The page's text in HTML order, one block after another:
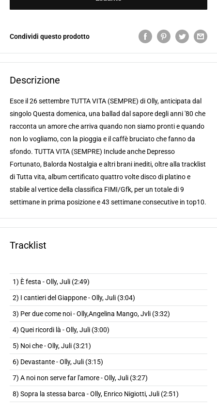
Condividi questo prodotto
Descrizione
Esce il 26 settembre TUTTA VITA (SEMPRE) di Olly, anticipata dal
singolo Questa domenica, una ballad dal sapore degli anni '80 che
racconta un amore che arriva quando non siamo pronti e quando
non lo vogliamo, con la pioggia e il caffè bruciato che fanno da
sfondo. TUTTA VITA (SEMPRE) Include anche Depresso
Fortunato, Balorda Nostalgia e altri brani inediti, oltre alla tracklist
di Tutta vita, album certificato quattro volte disco di platino e
stabile al vertice della classifica FIMI/Gfk, per un totale di 9
settimane in prima posizione e 43 settimane consecutive in top10.
Tracklist
1) È festa - Olly, Juli (2:49)
2) I cantieri del Giappone - Olly, Juli (3:04)
3) Per due come noi - Olly,Angelina Mango, Jvli (3:32)
4) Quei ricordi là - Olly, Juli (3:00)
5) Noi che - Olly, Juli (3:21)
6) Devastante - Olly, Juli (3:15)
7) A noi non serve far l'amore - Olly, Juli (3:27)
8) Sopra la stessa barca - Olly, Enrico Nigiotti, Juli (2:51)